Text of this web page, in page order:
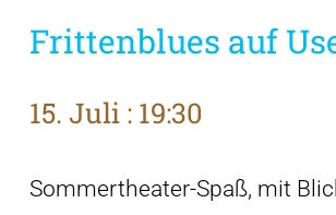
Frittenblues auf
15. Juli : 19:30
Sommertheater-Spaß, mit